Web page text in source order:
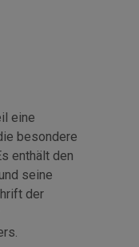
eine
besondere
enthält den
seine
der